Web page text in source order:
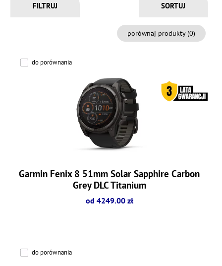
FILTRUJ
porównaj produkty (0)
do porównania
Garmin Fenix 8 51mm Solar Sapphire Carbon
Grey DLC Titanium
od 4249.00 zł
do porównania